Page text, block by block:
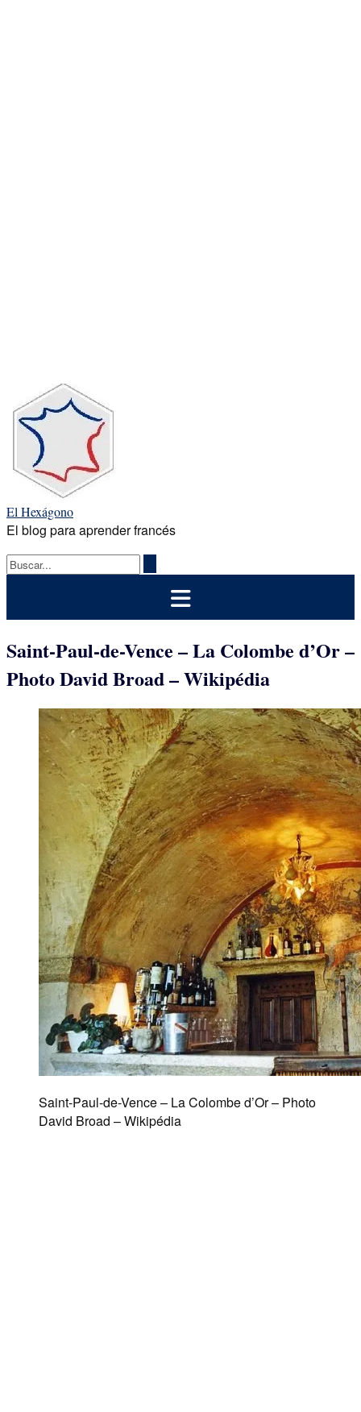
contenido
El Hexágono
El blog para aprender francés
Saint-Paul-de-Vence – La Colombe d’Or –
Photo David Broad – Wikipédia
Saint-Paul-de-Vence – La Colombe d’Or – Photo
David Broad – Wikipédia